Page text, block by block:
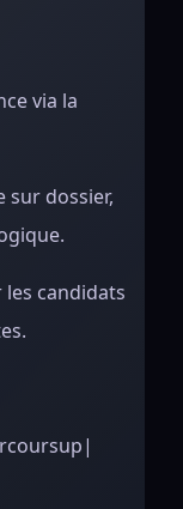
via la
sur dossier,
candidats